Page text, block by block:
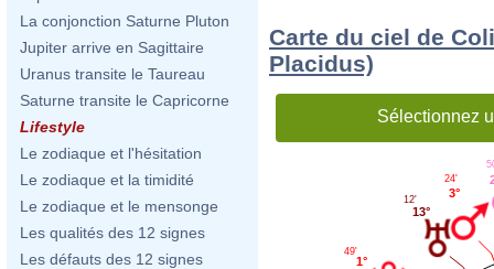
La conjonction Saturne Pluton
Jupiter arrive en Sagittaire
Uranus transite le Taureau
Saturne transite le Capricorne
Lifestyle
Le zodiaque et l'hésitation
Le zodiaque et la timidité
Le zodiaque et le mensonge
Les qualités des 12 signes
Les défauts des 12 signes
Carte du ciel de
Placidus)
Sélectionnez
3°
24'
13°
12'
1°
49'